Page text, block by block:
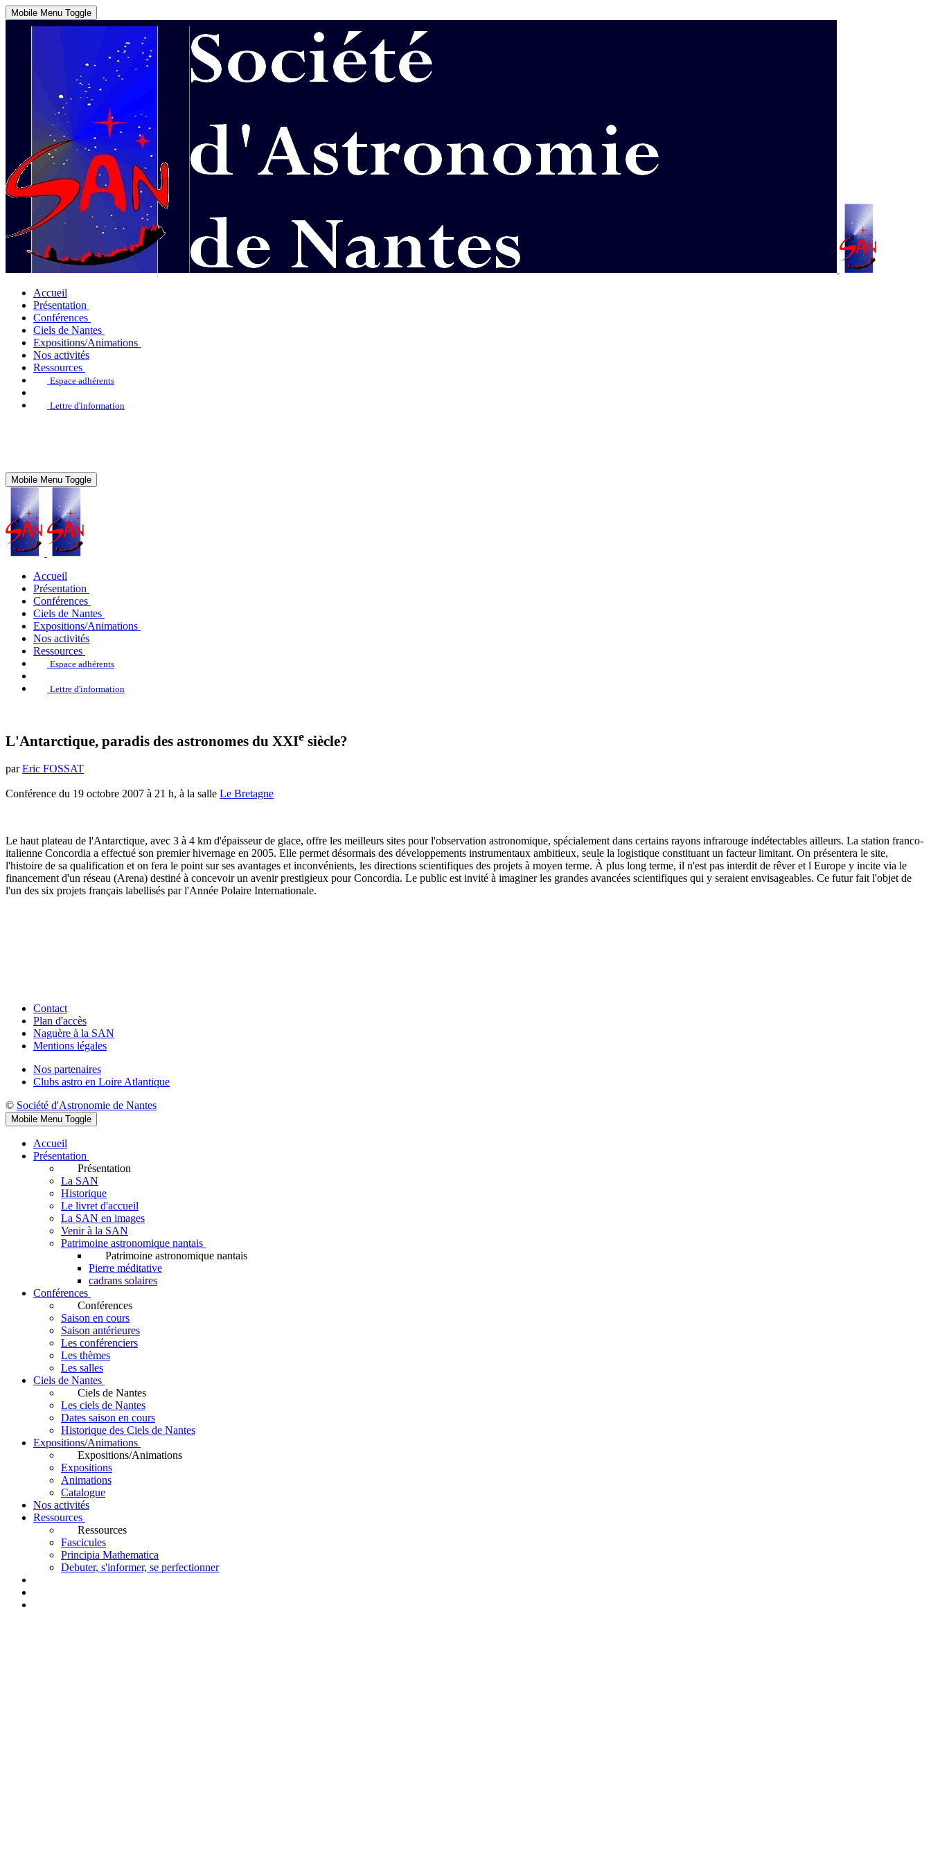
Mobile Menu Toggle
Accueil
Présentation
Conférences
Ciels de Nantes
Expositions/Animations
Nos activités
Ressources
Espace adhérents
Lettre d'information
Mobile Menu Toggle
Accueil
Présentation
Conférences
Ciels de Nantes
Expositions/Animations
Nos activités
Ressources
Espace adhérents
Lettre d'information
L'Antarctique, paradis des astronomes du XXIe siècle?
parEric FOSSAT
Conférence du 19 octobre 2007 à 21 h, à la salle Le Bretagne
Le haut plateau de l'Antarctique, avec 3 à 4 km d'épaisseur de glace, offre les meilleurs sites pour l'observation astronomique, spécialement dans certains rayons infrarouge indétectables ailleurs. La station franco-
italienne Concordia a effectué son premier hivernage en 2005. Elle permet désormais des développements instrumentaux ambitieux, seule la logistique constituant un facteur limitant. On présentera le site,
l'histoire de sa qualification et on fera le point sur ses avantages et inconvénients, les directions scientifiques des projets à moyen terme. À plus long terme, il n'est pas interdit de rêver et l Europe y incite via le
financement d'un réseau (Arena) destiné à concevoir un avenir prestigieux pour Concordia. Le public est invité à imaginer les grandes avancées scientifiques qui y seraient envisageables. Ce futur fait l'objet de
l'un des six projets français labellisés par l'Année Polaire Internationale.
Contact
Plan d'accès
Naguère à la SAN
Mentions légales
Nos partenaires
Clubs astro en Loire Atlantique
© Société d'Astronomie de Nantes
Mobile Menu Toggle
Accueil
Présentation
Présentation
La SAN
Historique
Le livret d'accueil
La SAN en images
Venir à la SAN
Patrimoine astronomique nantais
Patrimoine astronomique nantais
Pierre méditative
cadrans solaires
Conférences
Conférences
Saison en cours
Saison antérieures
Les conférenciers
Les thèmes
Les salles
Ciels de Nantes
Ciels de Nantes
Les ciels de Nantes
Dates saison en cours
Historique des Ciels de Nantes
Expositions/Animations
Expositions/Animations
Expositions
Animations
Catalogue
Nos activités
Ressources
Ressources
Fascicules
Principia Mathematica
Debuter, s'informer, se perfectionner